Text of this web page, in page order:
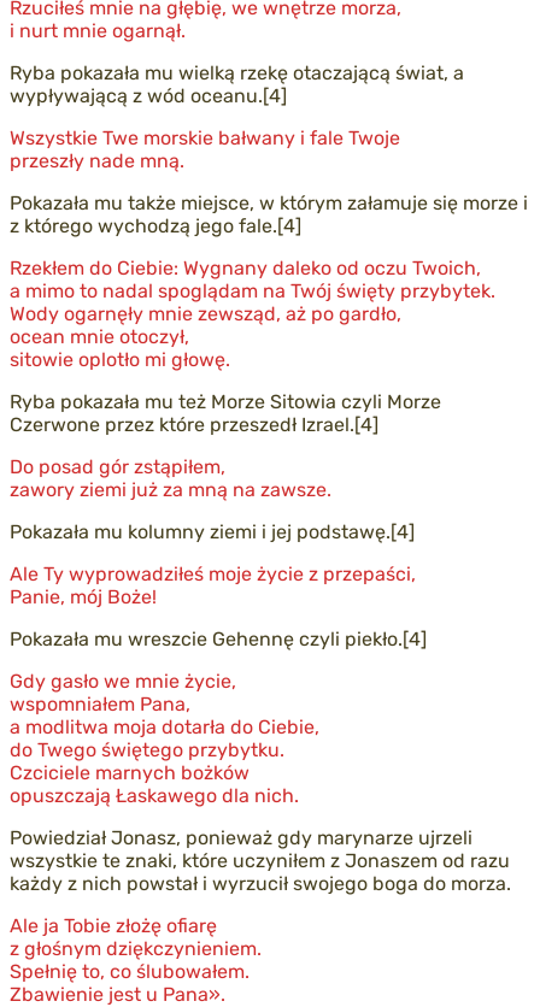
Rzuciłeś mnie na głębię, we wnętrze morza,
i nurt mnie ogarnął.
Ryba pokazała mu wielką rzekę otaczającą świat, a
wypływającą z wód oceanu.[4]
Wszystkie Twe morskie bałwany i fale Twoje
przeszły nade mną.
Pokazała mu także miejsce, w którym załamuje się morze i
z którego wychodzą jego fale.[4]
Rzekłem do Ciebie: Wygnany daleko od oczu Twoich,
a mimo to nadal spoglądam na Twój święty przybytek.
Wody ogarnęły mnie zewsząd, aż po gardło,
ocean mnie otoczył,
sitowie oplotło mi głowę.
Ryba pokazała mu też Morze Sitowia czyli Morze
Czerwone przez które przeszedł Izrael.[4]
Do posad gór zstąpiłem,
zawory ziemi już za mną na zawsze.
Pokazała mu kolumny ziemi i jej podstawę.[4]
Ale Ty wyprowadziłeś moje życie z przepaści,
Panie, mój Boże!
Pokazała mu wreszcie Gehennę czyli piekło.[4]
Gdy gasło we mnie życie,
wspomniałem Pana,
a modlitwa moja dotarła do Ciebie,
do Twego świętego przybytku.
Czciciele marnych bożków
opuszczają Łaskawego dla nich.
Powiedział Jonasz, ponieważ gdy marynarze ujrzeli
wszystkie te znaki, które uczyniłem z Jonaszem od razu
każdy z nich powstał i wyrzucił swojego boga do morza.
Ale ja Tobie złożę ofiarę
z głośnym dziękczynieniem.
Spełnię to, co ślubowałem.
Zbawienie jest u Pana».